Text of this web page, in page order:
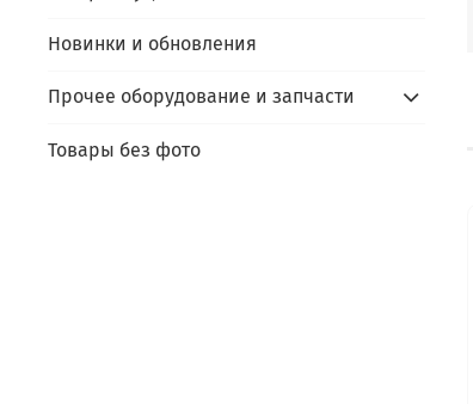
Новинки и обновления
Прочее оборудование и запчасти
Товары без фото